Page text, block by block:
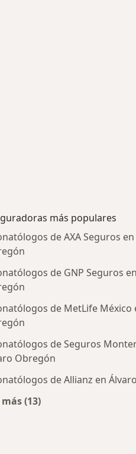
más populares
de AXA Seguros
de GNP Seguros
de MetLife México
de Seguros
Obregón
de Allianz en
(13)